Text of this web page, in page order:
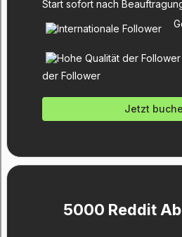
Start sofort nach
der Follower
Jetzt
5000 Reddit